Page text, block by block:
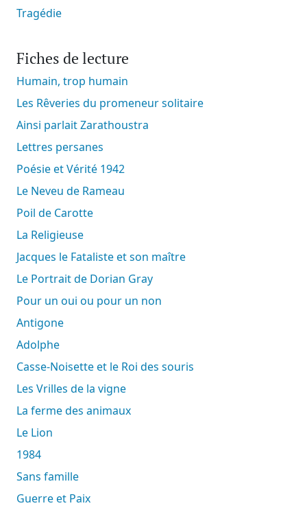
Tragédie
Fiches de lecture
Humain, trop humain
Les Rêveries du promeneur solitaire
Ainsi parlait Zarathoustra
Lettres persanes
Poésie et Vérité 1942
Le Neveu de Rameau
Poil de Carotte
La Religieuse
Jacques le Fataliste et son maître
Le Portrait de Dorian Gray
Pour un oui ou pour un non
Antigone
Adolphe
Casse-Noisette et le Roi des souris
Les Vrilles de la vigne
La ferme des animaux
Le Lion
1984
Sans famille
Guerre et Paix